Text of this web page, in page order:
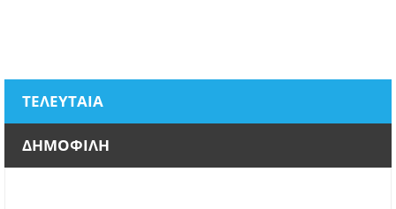
ΤΕΛΕΥΤΑΙΑ
ΔΗΜΟΦΙΛΗ